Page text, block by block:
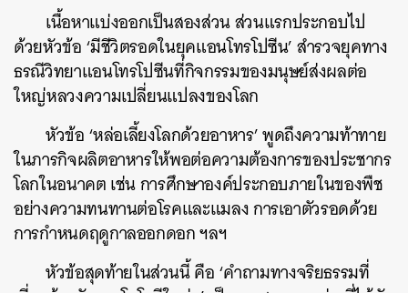
เนื้อหาแบ่งออกเป็นสองส่วน ส่วนแรกประกอบไป
ด้วยหัวข้อ ‘มีชีวิตรอดในยุคแอนโทรโปซีน’ สำรวจยุคทาง
ธรณีวิทยาแอนโทรโปซีนที่กิจกรรมของมนุษย์ส่งผลต่อ
ใหญ่หลวงความเปลี่ยนแปลงของโลก
หัวข้อ ‘หล่อเลี้ยงโลกด้วยอาหาร’ พูดถึงความท้าทาย
ในภารกิจผลิตอาหารให้พอต่อความต้องการของประชากร
โลกในอนาคต เช่น การศึกษาองค์ประกอบภายในของพืช
อย่างความทนทานต่อโรคและแมลง การเอาตัวรอดด้วย
การกำหนดฤดูกาลออกดอก ฯลฯ
หัวข้อสุดท้ายในส่วนนี้ คือ ‘คำถามทางจริยธรรมที่